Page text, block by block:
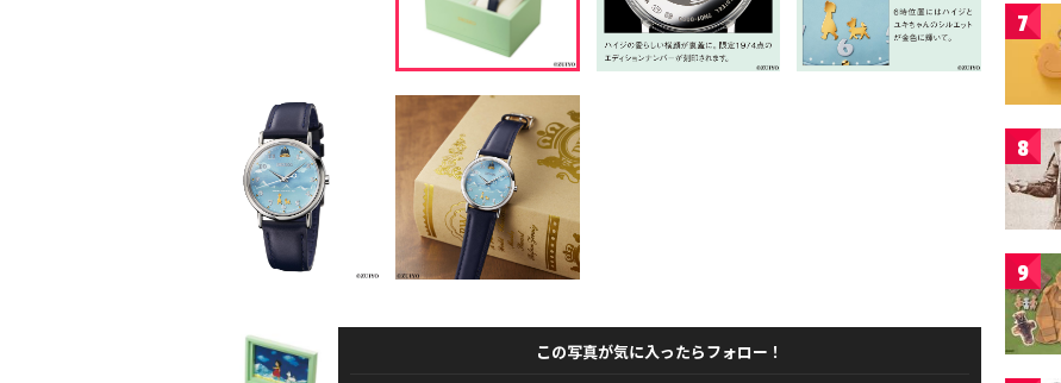
この写真が気に入ったらフォロー！
7
8
9